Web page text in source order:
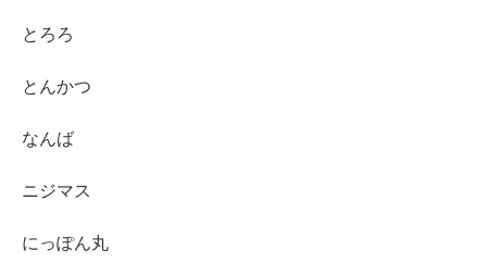
とろろ
とんかつ
なんば
ニジマス
にっぽん丸